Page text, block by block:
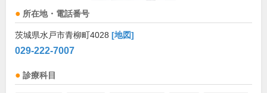
所在地・電話番号
茨城県水戸市青柳町4028 [地図]
029-222-7007
診療科目